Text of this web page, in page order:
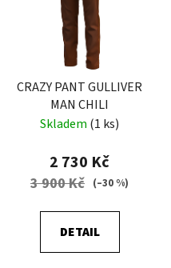
CRAZY PANT GULLIVER
MAN CHILI
Skladem (1 ks)
2 730 Kč
3 900 Kč (–30 %)
DETAIL